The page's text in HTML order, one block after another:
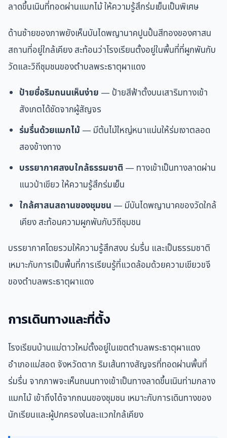
ลาดขึ้นเนินที่ทอดผ่านแมกไม้ ให้ความรู้สึกร่มเย็นเป็นพิเศษ
ด้านซ้ายของภาพยังเห็นบันไดพญานาคปูนปั้นสีทองของศาสน
สถานที่อยู่ใกล้เคียง สะท้อนว่าโรงเรียนตั้งอยู่ในพื้นที่ที่ผูกพันกับ
วัดและวิถีชุมชนของตำบลพระธาตุผาแดง
ป้ายชื่อริมถนนเห็นง่าย — ป้ายสีฟ้าตั้งบนเสาริมทางเข้า
สังเกตได้ชัดจากผู้สัญจร
ร่มรื่นด้วยแมกไม้— มีต้นไม้ใหญ่หนาแน่นให้ร่มเงาตลอด
สองข้างทาง
บรรยากาศสงบใกล้ธรรมชาติ — ทางเข้าเป็นทางลาดผ่าน
แนวป่าเขียว ให้ความรู้สึกร่มเย็น
ใกล้ศาสนสถานของชุมชน — มีบันไดพญานาคของวัดใกล้
เคียง สะท้อนความผูกพันกับวิถีชุมชน
บรรยากาศโดยรวมให้ความรู้สึกสงบ ร่มรื่น และเป็นธรรมชาติ
เหมาะกับการเป็นพื้นที่การเรียนรู้ที่แวดล้อมด้วยความเขียวขจี
ของตำบลพระธาตุผาแดง
การเดินทางและที่ตั้ง
โรงเรียนบ้านแม่ตาวใหม่ตั้งอยู่ในเขตตำบลพระธาตุผาแดง
อำเภอแม่สอด จังหวัดตาก ริมเส้นทางสัญจรที่ทอดผ่านพื้นที่
ร่มรื่น จากภาพจะเห็นถนนทางเข้าเป็นทางลาดขึ้นเนินท่ามกลาง
แมกไม้ เข้าถึงได้จากถนนของชุมชน เหมาะกับการเดินทางของ
นักเรียนและผู้ปกครองในละแวกใกล้เคียง